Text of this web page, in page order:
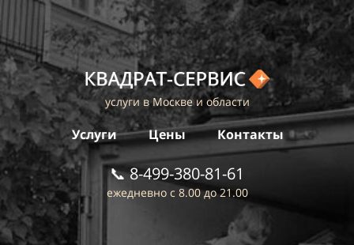
услуги в Москве и области
Услуги Цены Контакты
📞8-499-380-81-61
ежедневно с 8.00 до 21.00